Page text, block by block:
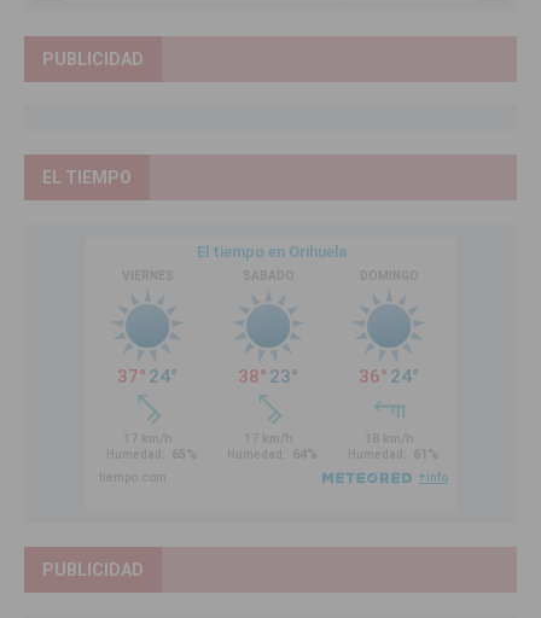
PUBLICIDAD
EL TIEMPO
PUBLICIDAD